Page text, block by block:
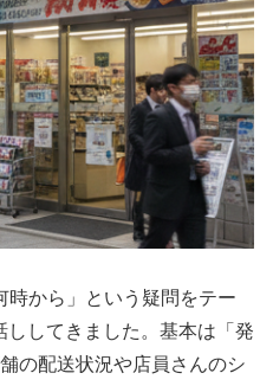
時から」という疑問をテー
してきました。基本は「発
の配送状況や店員さんのシ